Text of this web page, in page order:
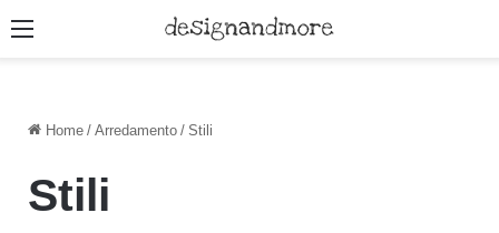
Menu
Home / Arredamento / Stili
Stili